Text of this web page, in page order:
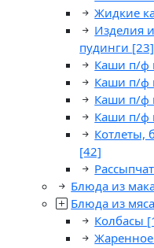
Жидкие
Изделия
пудинги [23]
Каши п/ф
Каши п/ф
Каши п/ф
Каши п/ф
Котлеты,
[42]
Блюда из
Блюда из
Колбасы
Жаренное